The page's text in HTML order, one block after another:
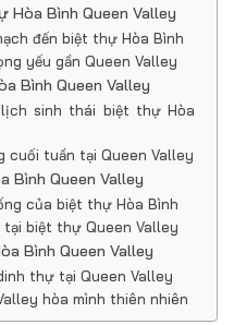
Hòa Bình Queen Valley
đến biệt thự Hòa Bình
yếu gần Queen Valley
Bình Queen Valley
sinh thái biệt thự Hòa
cuối tuần tại Queen Valley
Bình Queen Valley
của biệt thự Hòa Bình
biệt thự Queen Valley
Bình Queen Valley
thự tại Queen Valley
hòa mình thiên nhiên